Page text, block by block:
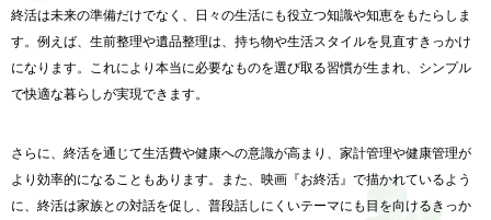
終活は未来の準備だけでなく、
日々の生活にも役立つ知識や知恵をもたらしま
す。例えば、 生前整理や遺品整理は、 持ち物や生活スタイルを見直すきっかけ
になります。 これにより本当に必要なものを選び取る習慣が生まれ、 シンプル
で快適な暮らしが実現できます。
さらに、終活を通じて生活費や健康への意識が高まり、 家計管理や健康管理が
より効率的になることもあります。また、 映画『お終活』で描かれているよう
に、 終活は家族との対話を促し、 普段話しにくいテーマにも目を向けるきっか